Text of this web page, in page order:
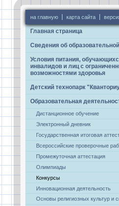
на главную карта сайта
Главная страница
Сведения об
Условия питания,
инвалидов и лиц с
возможностями здоровья
Детский технопарк
Образовательная
Дистанционное обучение
Электронный дневник
Государственная итоговая
Всероссийские проверочные
Промежуточная аттестация
Олимпиады
Конкурсы
Инновационная деятельность
Основы религиозных культур и